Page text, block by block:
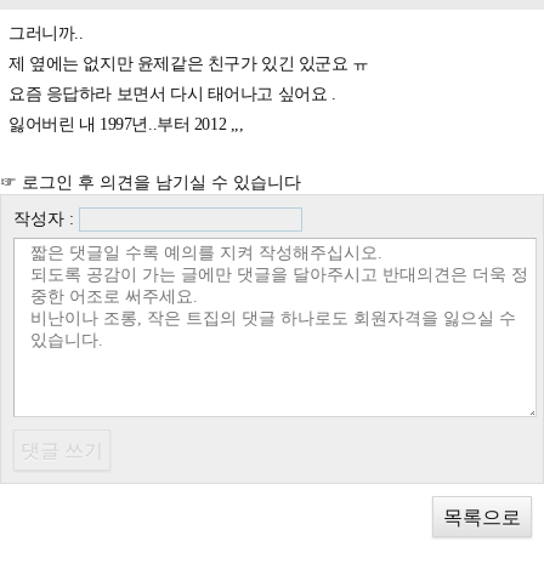
그러니까..
제 옆에는 없지만 윤제같은 친구가 있긴 있군요 ㅠ
요즘 응답하라 보면서 다시 태어나고 싶어요 .
잃어버린 내 1997년..부터 2012 ,,,
☞ 로그인 후 의견을 남기실 수 있습니다
작성자 :
목록으로